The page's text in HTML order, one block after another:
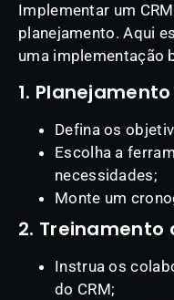
Implementar um
planejamento. Aqui
uma implementação
1. Planejamento
Defina os
Escolha a
necessidades;
Monte um
2. Treinamento
Instrua os
do CRM;